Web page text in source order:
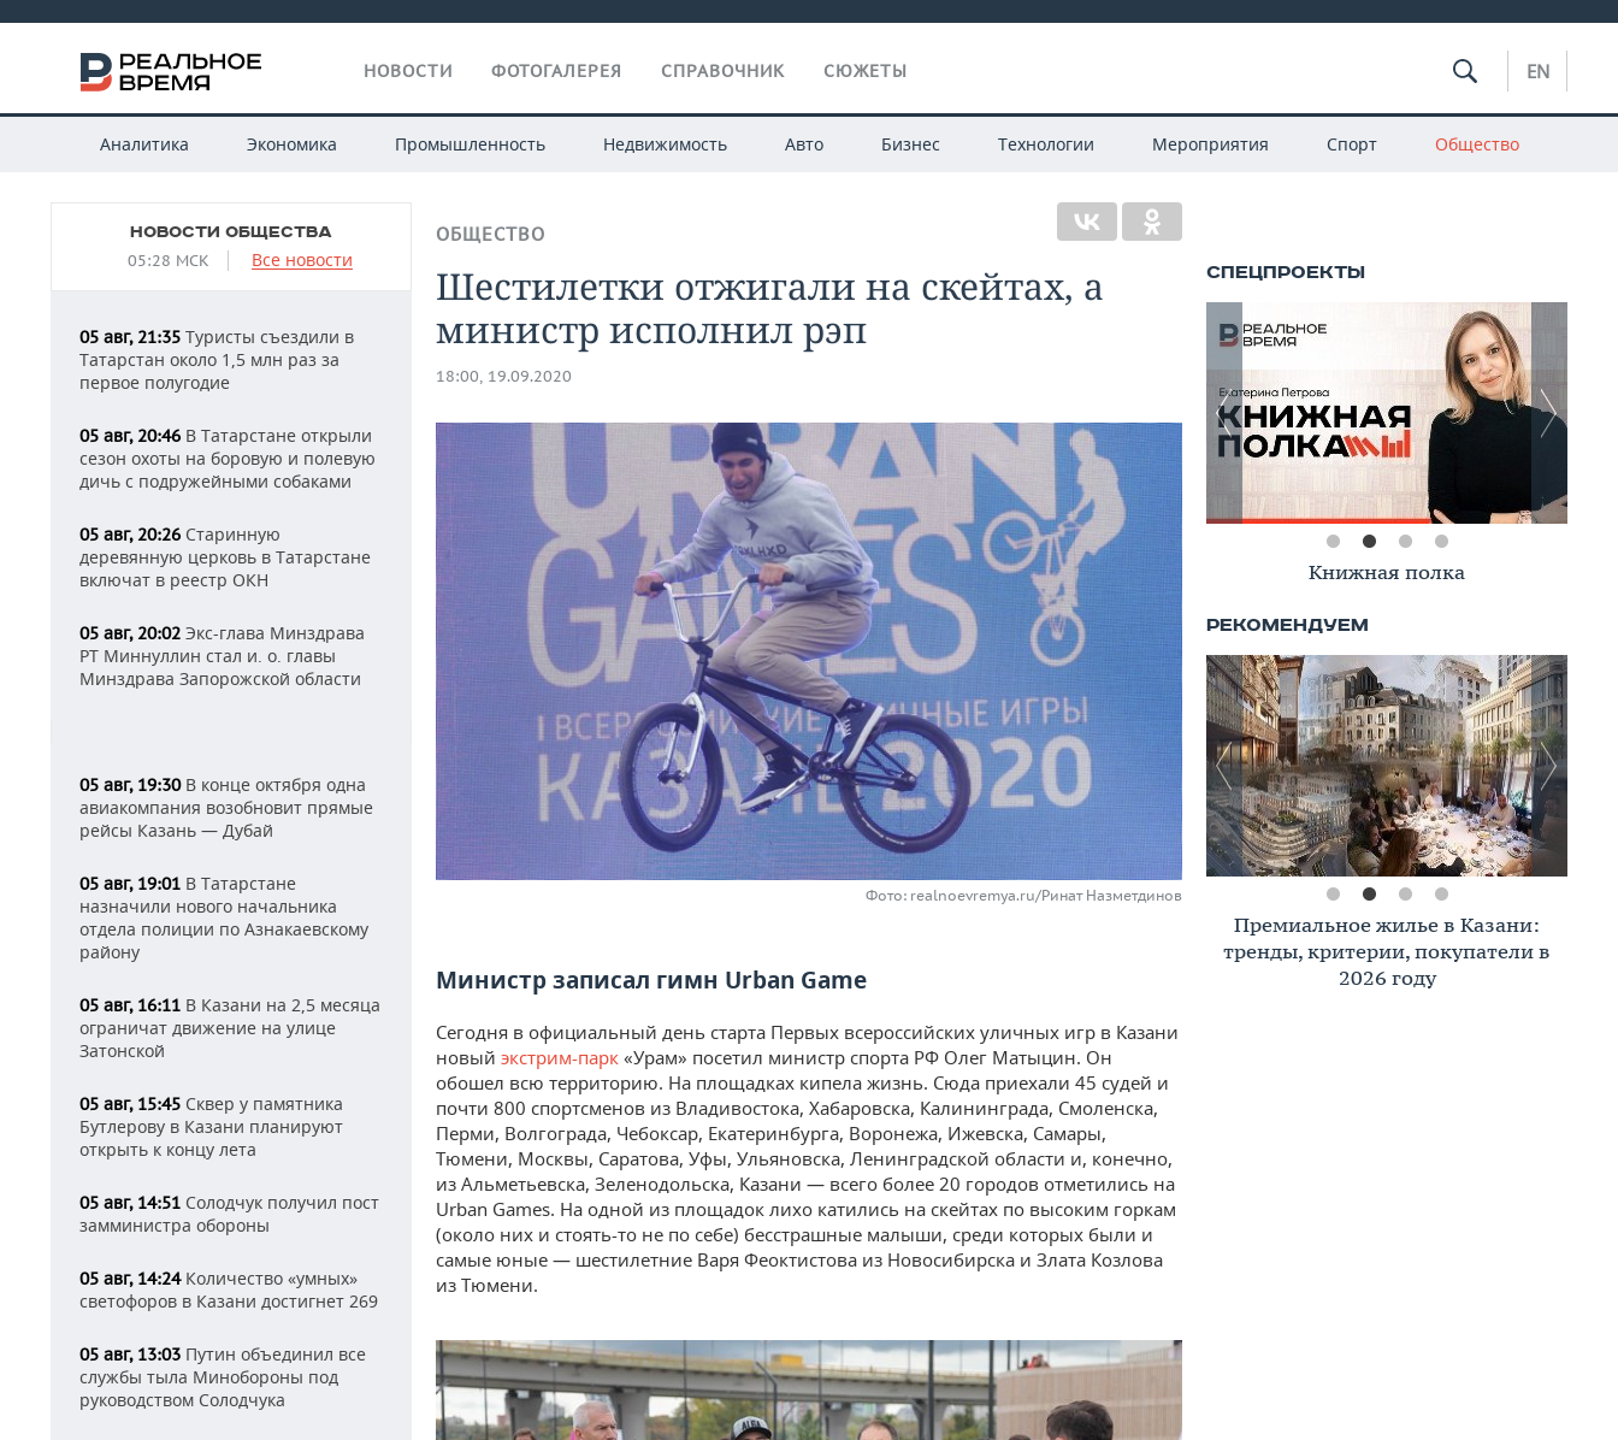
НОВОСТИ ФОТОГАЛЕРЕЯ СПРАВОЧНИК СЮЖЕТЫ EN
Аналитика Экономика Промышленность Недвижимость Авто Бизнес Технологии Мероприятия Спорт Общество
НОВОСТИ ОБЩЕСТВА
05:28 МСК Все новости
05 авг, 21:35 Туристы съездили в
Татарстан около 1,5 млн раз за
первое полугодие
05 авг, 20:46 В Татарстане открыли
сезон охоты на боровую и полевую
дичь с подружейными собаками
05 авг, 20:26 Старинную
деревянную церковь в Татарстане
включат в реестр ОКН
05 авг, 20:02 Экс-глава Минздрава
РТ Миннуллин стал и. о. главы
Минздрава Запорожской области
05 авг, 19:30В конце октября одна
авиакомпания возобновит прямые
рейсы Казань — Дубай
05 авг, 19:01 В Татарстане
назначили нового начальника
отдела полиции по Азнакаевскому
району
05 авг, 16:11 В Казани на 2,5 месяца
ограничат движение на улице
Затонской
05 авг, 15:45 Сквер у памятника
Бутлерову в Казани планируют
открыть к концу лета
05 авг, 14:51 Солодчук получил пост
замминистра обороны
05 авг, 14:24Количество «умных»
светофоров в Казани достигнет 269
05 авг, 13:03 Путин объединил все
службы тыла Минобороны под
руководством Солодчука
ОБЩЕСТВО
Шестилетки отжигали на скейтах, а
министр исполнил рэп
18:00, 19.09.2020
Фото: realnoevremya.ru/Ринат Назметдинов
Министр записал гимн Urban Game
Сегодня в официальный день старта Первых всероссийских уличных игр в Казани
новый экстрим-парк «Урам» посетил министр спорта РФ Олег Матыцин. Он
обошел всю территорию. На площадках кипела жизнь. Сюда приехали 45 судей и
почти 800 спортсменов из Владивостока, Хабаровска, Калининграда, Смоленска,
Перми, Волгограда, Чебоксар, Екатеринбурга, Воронежа, Ижевска, Самары,
Тюмени, Москвы, Саратова, Уфы, Ульяновска, Ленинградской области и, конечно,
из Альметьевска, Зеленодольска, Казани — всего более 20 городов отметились на
Urban Games. На одной из площадок лихо катились на скейтах по высоким горкам
(около них и стоять-то не по себе) бесстрашные малыши, среди которых были и
самые юные — шестилетние Варя Феоктистова из Новосибирска и Злата Козлова
из Тюмени.
Книжная полка
Премиальное жилье в Казани:
тренды, критерии, покупатели в
2026 году